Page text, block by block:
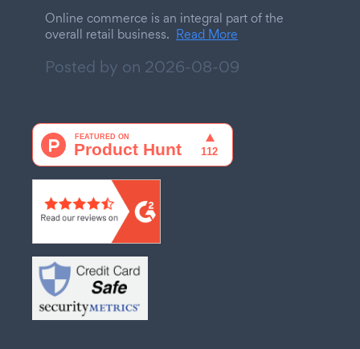
Online commerce is an integral part of the
overall retail business. Read More
Posted by on 2026-08-09